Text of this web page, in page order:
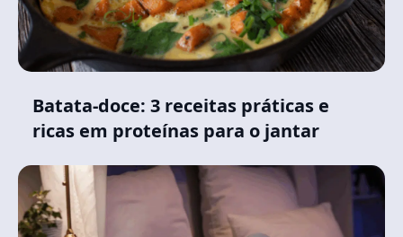
Batata-doce: 3 receitas práticas e
ricas em proteínas para o jantar